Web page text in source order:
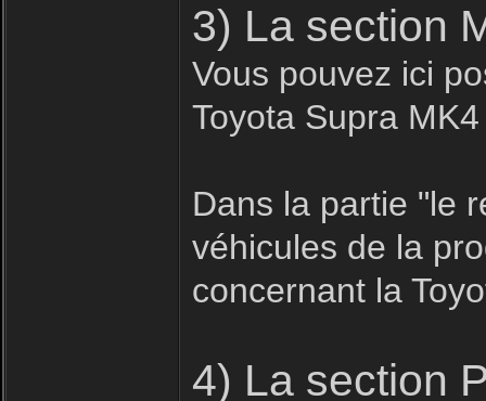
3) La section
Vous pouvez ici
Toyota Supra MK4
Dans la partie "le
véhicules de la
concernant la
4) La section